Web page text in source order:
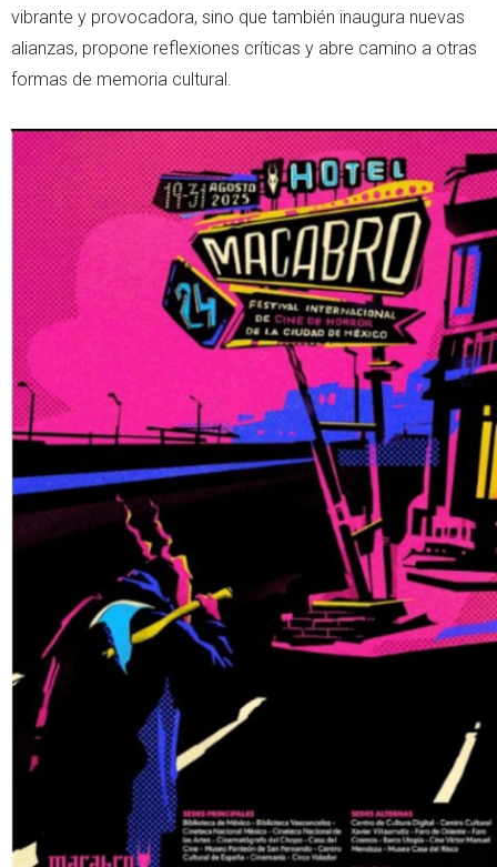
vibrante y provocadora, sino que también inaugura nuevas
alianzas, propone reflexiones críticas y abre camino a otras
formas de memoria cultural.